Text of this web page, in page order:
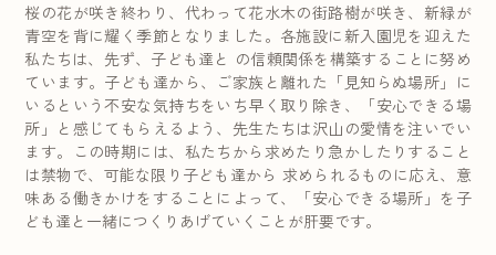
桜の花が咲き終わり、代わって花水木の街路樹が咲き、新緑が
青空を背に耀く季節となりました。各施設に新入園児を迎えた
私たちは、先ず、子ども達と の信頼関係を構築することに努め
ています。子ども達から、ご家族と離れた「見知らぬ場所」に
いるという不安な気持ちをいち早く取り除き、「安心できる場
所」と感じてもらえるよう、先生たちは沢山の愛情を注いでい
ます。この時期には、私たちから求めたり急かしたりすること
は禁物で、可能な限り子ども達から 求められるものに応え、意
味ある働きかけをすることによって、「安心できる場所」を子
ども達と一緒につくりあげていくことが肝要です。